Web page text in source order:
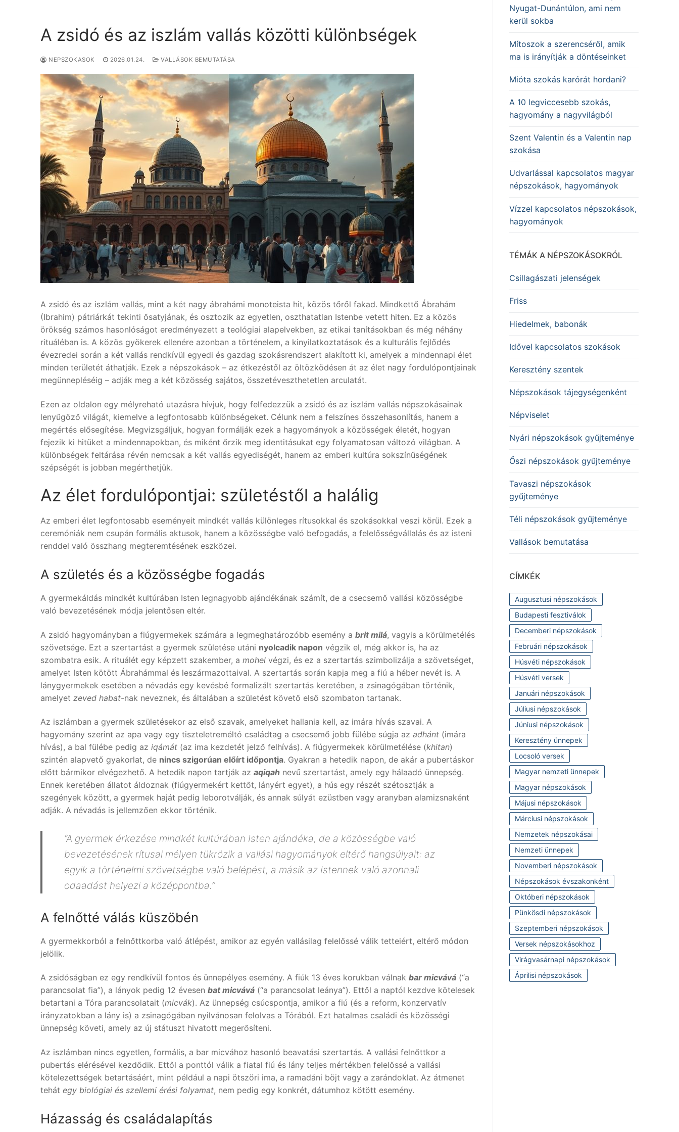
A zsidó és az iszlám vallás közötti különbségek
NEPSZOKASOK 2026.01.24. VALLÁSOK BEMUTATÁSA
A zsidó és az iszlám vallás, mint a két nagy ábrahámi monoteista hit, közös tőről fakad. Mindkettő Ábrahám
(Ibrahim) pátriárkát tekinti ősatyjának, és osztozik az egyetlen, oszthatatlan Istenbe vetett hiten. Ez a közös
örökség számos hasonlóságot eredményezett a teológiai alapelvekben, az etikai tanításokban és még néhány
rituáléban is. A közös gyökerek ellenére azonban a történelem, a kinyilatkoztatások és a kulturális fejlődés
évezredei során a két vallás rendkívül egyedi és gazdag szokásrendszert alakított ki, amelyek a mindennapi élet
minden területét áthatják. Ezek a népszokások – az étkezéstől az öltözködésen át az élet nagy fordulópontjainak
megünnepléséig – adják meg a két közösség sajátos, összetéveszthetetlen arculatát.
Ezen az oldalon egy mélyreható utazásra hívjuk, hogy felfedezzük a zsidó és az iszlám vallás népszokásainak
lenyűgöző világát, kiemelve a legfontosabb különbségeket. Célunk nem a felszínes összehasonlítás, hanem a
megértés elősegítése. Megvizsgáljuk, hogyan formálják ezek a hagyományok a közösségek életét, hogyan
fejezik ki hitüket a mindennapokban, és miként őrzik meg identitásukat egy folyamatosan változó világban. A
különbségek feltárása révén nemcsak a két vallás egyediségét, hanem az emberi kultúra sokszínűségének
szépségét is jobban megérthetjük.
Az élet fordulópontjai: születéstől a halálig
Az emberi élet legfontosabb eseményeit mindkét vallás különleges rítusokkal és szokásokkal veszi körül. Ezek a
ceremóniák nem csupán formális aktusok, hanem a közösségbe való befogadás, a felelősségvállalás és az isteni
renddel való összhang megteremtésének eszközei.
A születés és a közösségbe fogadás
A gyermekáldás mindkét kultúrában Isten legnagyobb ajándékának számít, de a csecsemő vallási közösségbe
való bevezetésének módja jelentősen eltér.
A zsidó hagyományban a fiúgyermekek számára a legmeghatározóbb esemény a brit milá, vagyis a körülmetélés
szövetsége. Ezt a szertartást a gyermek születése utáni nyolcadik napon végzik el, még akkor is, ha az
szombatra esik. A rituálét egy képzett szakember, a mohel végzi, és ez a szertartás szimbolizálja a szövetséget,
amelyet Isten kötött Ábrahámmal és leszármazottaival. A szertartás során kapja meg a fiú a héber nevét is. A
lánygyermekek esetében a névadás egy kevésbé formalizált szertartás keretében, a zsinagógában történik,
amelyet zeved habat-nak neveznek, és általában a születést követő első szombaton tartanak.
Az iszlámban a gyermek születésekor az első szavak, amelyeket hallania kell, az imára hívás szavai. A
hagyomány szerint az apa vagy egy tiszteletreméltó családtag a csecsemő jobb fülébe súgja az adhánt (imára
hívás), a bal fülébe pedig az iqámát (az ima kezdetét jelző felhívás). A fiúgyermekek körülmetélése (khitan)
szintén alapvető gyakorlat, de nincs szigorúan előírt időpontja. Gyakran a hetedik napon, de akár a pubertáskor
előtt bármikor elvégezhető. A hetedik napon tartják az aqiqah nevű szertartást, amely egy hálaadó ünnepség.
Ennek keretében állatot áldoznak (fiúgyermekért kettőt, lányért egyet), a hús egy részét szétosztják a
szegények között, a gyermek haját pedig leborotválják, és annak súlyát ezüstben vagy aranyban alamizsnaként
adják. A névadás is jellemzően ekkor történik.
“A gyermek érkezése mindkét kultúrában Isten ajándéka, de a közösségbe való
bevezetésének rítusai mélyen tükrözik a vallási hagyományok eltérő hangsúlyait: az
egyik a történelmi szövetségbe való belépést, a másik az Istennek való azonnali
odaadást helyezi a középpontba.”
A felnőtté válás küszöbén
A gyermekkorból a felnőttkorba való átlépést, amikor az egyén vallásilag felelőssé válik tetteiért, eltérő módon
jelölik.
A zsidóságban ez egy rendkívül fontos és ünnepélyes esemény. A fiúk 13 éves korukban válnak bar micvává (“a
parancsolat fia”), a lányok pedig 12 évesen bat micvává (“a parancsolat leánya”). Ettől a naptól kezdve kötelesek
betartani a Tóra parancsolatait (micvák). Az ünnepség csúcspontja, amikor a fiú (és a reform, konzervatív
irányzatokban a lány is) a zsinagógában nyilvánosan felolvas a Tórából. Ezt hatalmas családi és közösségi
ünnepség követi, amely az új státuszt hivatott megerősíteni.
Az iszlámban nincs egyetlen, formális, a bar micvához hasonló beavatási szertartás. A vallási felnőttkor a
pubertás elérésével kezdődik. Ettől a ponttól válik a fiatal fiú és lány teljes mértékben felelőssé a vallási
kötelezettségek betartásáért, mint például a napi ötszöri ima, a ramadáni böjt vagy a zarándoklat. Az átmenet
tehát egy biológiai és szellemi érési folyamat, nem pedig egy konkrét, dátumhoz kötött esemény.
Házasság és családalapítás
Nyugat-Dunántúlon, ami nem
kerül sokba
Mítoszok a szerencséről, amik
ma is irányítják a döntéseinket
Mióta szokás karórát hordani?
A 10 legviccesebb szokás,
hagyomány a nagyvilágból
Szent Valentin és a Valentin nap
szokása
Udvarlással kapcsolatos magyar
népszokások, hagyományok
Vízzel kapcsolatos népszokások,
hagyományok
TÉMÁK A NÉPSZOKÁSOKRÓL
Csillagászati jelenségek
Friss
Hiedelmek, babonák
Idővel kapcsolatos szokások
Keresztény szentek
Népszokások tájegységenként
Népviselet
Nyári népszokások gyűjteménye
Őszi népszokások gyűjteménye
Tavaszi népszokások
gyűjteménye
Téli népszokások gyűjteménye
Vallások bemutatása
CÍMKÉK
Augusztusi népszokások
Budapesti fesztiválok
Decemberi népszokások
Februári népszokások
Húsvéti népszokások
Húsvéti versek
Januári népszokások
Júliusi népszokások
Júniusi népszokások
Keresztény ünnepek
Locsoló versek
Magyar nemzeti ünnepek
Magyar népszokások
Májusi népszokások
Márciusi népszokások
Nemzetek népszokásai
Nemzeti ünnepek
Novemberi népszokások
Népszokások évszakonként
Októberi népszokások
Pünkösdi népszokások
Szeptemberi népszokások
Versek népszokásokhoz
Virágvasárnapi népszokások
Áprilisi népszokások